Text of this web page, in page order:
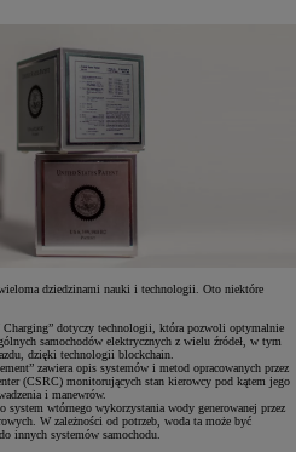
dziedzinami nauki i technologii. Oto niektóre
dotyczy technologii, która pozwoli optymalnie
samochodów elektrycznych z wielu źródeł, w tym
dzięki technologii blockchain.
zawiera opis systemów i metod opracowanych przez
(CSRC) monitorujących stan kierowcy pod kątem jego
i manewrów.
system wtórnego wykorzystania wody generowanej przez
W zależności od potrzeb, woda ta może być
innych systemów samochodu.